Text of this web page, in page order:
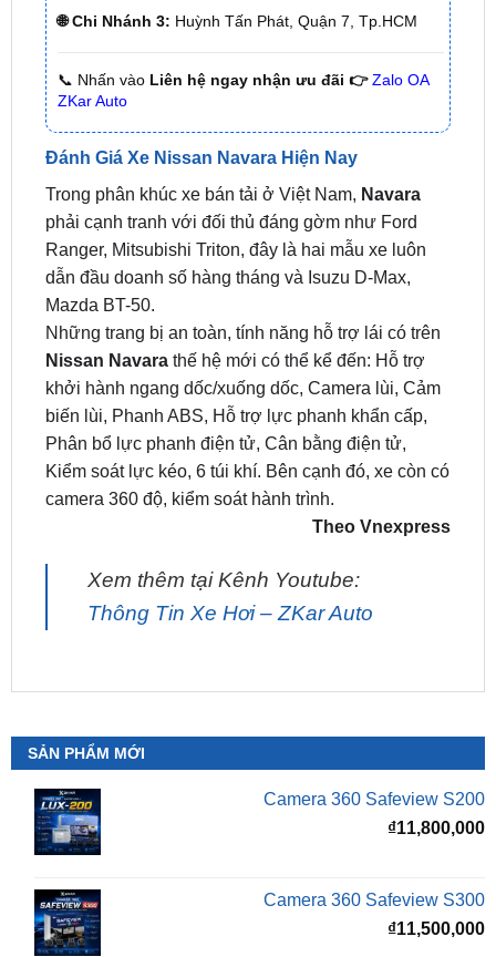
📞 Nhấn vàoLiên hệ ngay nhận ưu đãi 👉 Zalo OA
Đánh Giá Xe Nissan Navara Hiện Nay
Trong phân khúc xe bán tải ở Việt Nam,Navara
phải cạnh tranh với đối thủ đáng gờm như Ford
Ranger, Mitsubishi Triton, đây là hai mẫu xe luôn
dẫn đầu doanh số hàng tháng và Isuzu D-Max,
Mazda BT-50.
Những trang bị an toàn, tính năng hỗ trợ lái có trên
Nissan Navara
khởi hành ngang dốc/xuống dốc, Camera lùi, Cảm
biến lùi, Phanh ABS, Hỗ trợ lực phanh khẩn cấp,
Phân bổ lực phanh điện tử, Cân bằng điện tử,
Kiểm soát lực kéo, 6 túi khí. Bên cạnh đó, xe còn có
camera 360 độ, kiểm soát hành trình.
Theo Vnexpress
Xem thêm tại Kênh Youtube:
SẢN PHẨM MỚI
Camera 360 Safeview S200
₫11,800,000
Camera 360 Safeview S300
Camera 360 SAFEVIEW S500